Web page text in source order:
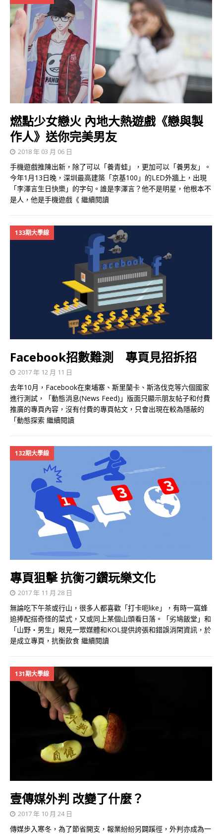
燃點少女戀火 內地大熱遊戲《戀與製
作人》送你完美男友
2018 年 03 月 06 日
手機遊戲推陳出新，除了可以「養青蛙」，更加可以「養男友」。
今年1月13日晚，深圳最高建築「京基100」的LED外牆上，出現
「李澤言生日快樂」的字句。誰是李澤言？他不是明星，他根本不
是人，他是手機遊戲《 繼續閱讀
133期大學線
Facebook招數難測 專頁見招拆招
2017 年 12 月 11 日
去年10月，Facebook在柬埔寨、斯里蘭卡、斯洛伐克等六個國家
進行測試，「動態消息(News Feed)」版面只顯示朋友帖子和付費
推廣的專頁內容，沒有付費的專頁帖文，只會出現在較為隱蔽的
「動態探索 繼續閱讀
132期大學線
專頁狙擊 抗衡刁鑽玩樂文化
2017 年 11 月 28 日
無論吃下午茶或行山，很多人都喜歡「打卡呃like」，有時一窩蜂
追捧配搭奇怪的菜式，又或同上某個山頭看日落。「劣鳩飯堂」和
「山野・男生」眼見一眾媒體和KOL提供誇張和錯誤消閑資訊，於
是成立專頁，抗衡飲食 繼續閱讀
131期大學線
壹傳媒外判 改變了什麼？
2017 年 10 月 24 日
傳媒步入寒冬，為了節省開支，報業紛紛另闢蹊徑，外判亦成為一